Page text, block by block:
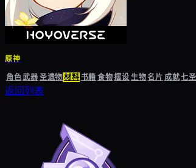
原神
角色武器圣遗物材料书籍食物摆设生物名片成就七
返回列表